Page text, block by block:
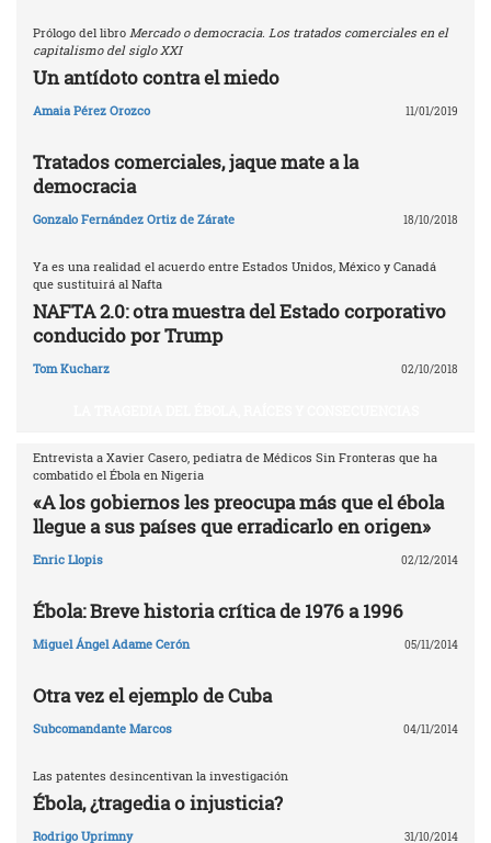
Prólogo del libro Mercado o democracia. Los tratados comerciales en el
capitalismo del siglo XXI
Un antídoto contra el miedo
Amaia Pérez Orozco 11/01/2019
Tratados comerciales, jaque mate a la
democracia
Gonzalo Fernández Ortiz de Zárate 18/10/2018
Ya es una realidad el acuerdo entre Estados Unidos, México y Canadá
que sustituirá al Nafta
NAFTA 2.0: otra muestra del Estado corporativo
conducido por Trump
Tom Kucharz 02/10/2018
Entrevista a Xavier Casero, pediatra de Médicos Sin Fronteras que ha
combatido el Ébola en Nigeria
«A los gobiernos les preocupa más que el ébola
llegue a sus países que erradicarlo en origen»
Enric Llopis 02/12/2014
Ébola: Breve historia crítica de 1976 a 1996
Miguel Ángel Adame Cerón 05/11/2014
Otra vez el ejemplo de Cuba
Subcomandante Marcos 04/11/2014
Las patentes desincentivan la investigación
Ébola, ¿tragedia o injusticia?
Rodrigo Uprimny 31/10/2014